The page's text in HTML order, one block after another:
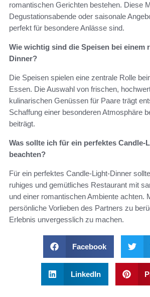
romantischen Gerichten bestehen. Diese
Degustationsabende oder saisonale
perfekt für besondere Anlässe sind.
Wie wichtig sind die Speisen bei einem
Dinner?
Die Speisen spielen eine zentrale Rolle
Essen. Die Auswahl von frischen,
kulinarischen Genüssen für Paare trägt
Schaffung einer besonderen Atmosphäre
beiträgt.
Was sollte ich für ein perfektes Candle-
beachten?
Für ein perfektes Candle-Light-Dinner
ruhiges und gemütliches Restaurant mit
und einer romantischen Ambiente achten.
persönliche Vorlieben des Partners zu
Erlebnis unvergesslich zu machen.
Facebook
LinkedIn